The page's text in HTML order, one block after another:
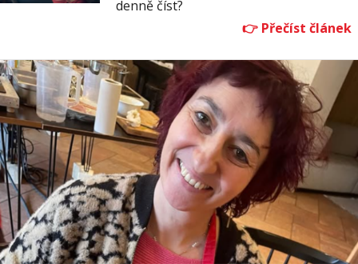
denně číst?